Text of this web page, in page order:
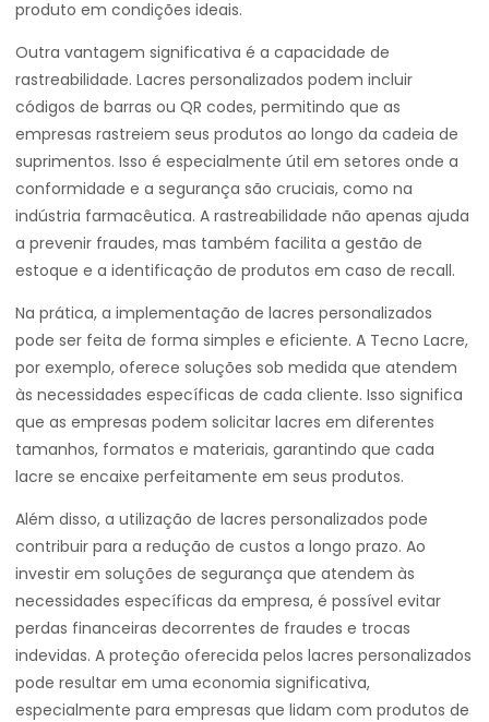
produto em condições ideais.
Outra vantagem significativa é a capacidade de
rastreabilidade. Lacres personalizados podem incluir
códigos de barras ou QR codes, permitindo que as
empresas rastreiem seus produtos ao longo da cadeia de
suprimentos. Isso é especialmente útil em setores onde a
conformidade e a segurança são cruciais, como na
indústria farmacêutica. A rastreabilidade não apenas ajuda
a prevenir fraudes, mas também facilita a gestão de
estoque e a identificação de produtos em caso de recall.
Na prática, a implementação de lacres personalizados
pode ser feita de forma simples e eficiente. A Tecno Lacre,
por exemplo, oferece soluções sob medida que atendem
às necessidades específicas de cada cliente. Isso significa
que as empresas podem solicitar lacres em diferentes
tamanhos, formatos e materiais, garantindo que cada
lacre se encaixe perfeitamente em seus produtos.
Além disso, a utilização de lacres personalizados pode
contribuir para a redução de custos a longo prazo. Ao
investir em soluções de segurança que atendem às
necessidades específicas da empresa, é possível evitar
perdas financeiras decorrentes de fraudes e trocas
indevidas. A proteção oferecida pelos lacres personalizados
pode resultar em uma economia significativa,
especialmente para empresas que lidam com produtos de